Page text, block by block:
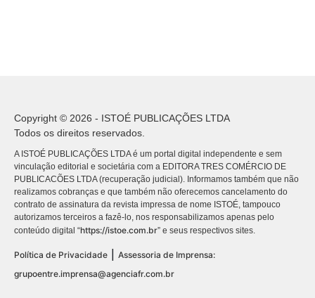
Copyright © 2026 - ISTOÉ PUBLICAÇÕES LTDA
Todos os direitos reservados.
A ISTOÉ PUBLICAÇÕES LTDA é um portal digital independente e sem
vinculação editorial e societária com a EDITORA TRES COMÉRCIO DE
PUBLICACÕES LTDA (recuperação judicial). Informamos também que não
realizamos cobranças e que também não oferecemos cancelamento do
contrato de assinatura da revista impressa de nome ISTOÉ, tampouco
autorizamos terceiros a fazê-lo, nos responsabilizamos apenas pelo
conteúdo digital “https://istoe.com.br” e seus respectivos sites.
Política de Privacidade | Assessoria de Imprensa:
grupoentre.imprensa@agenciafr.com.br